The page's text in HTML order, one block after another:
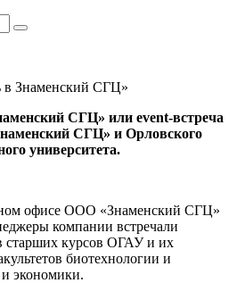
в Знаменский СГЦ»
СГЦ» или event-встреча
СГЦ» и Орловского
университета.
офисе ООО «Знаменский СГЦ»
компании встречали
старших курсов ОГАУ и их
биотехнологии и
экономики.